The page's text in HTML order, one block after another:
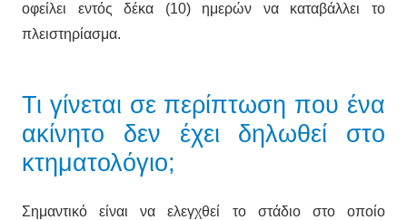
οφείλει εντός δέκα (10) ημερών να καταβάλλει το
πλειστηρίασμα.
Τι γίνεται σε περίπτωση που ένα
ακίνητο δεν έχει δηλωθεί στο
κτηματολόγιο;
Σημαντικό είναι να ελεγχθεί το στάδιο στο οποίο